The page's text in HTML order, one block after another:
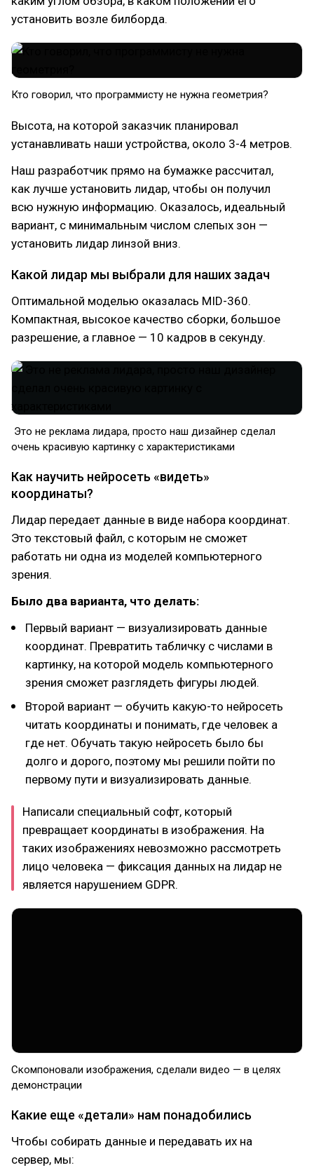
установить возле билборда.
Кто говорил, что программисту не нужна геометрия?
Высота, на которой заказчик планировал
устанавливать наши устройства, около 3-4 метров.
Наш разработчик прямо на бумажке рассчитал,
как лучше установить лидар, чтобы он получил
всю нужную информацию. Оказалось, идеальный
вариант, с минимальным числом слепых зон —
установить лидар линзой вниз.
Какой лидар мы выбрали для наших задач
Оптимальной моделью оказалась MID-360.
Компактная, высокое качество сборки, большое
разрешение, а главное — 10 кадров в секунду.
Это не реклама лидара, просто наш дизайнер сделал
очень красивую картинку с характеристиками
Как научить нейросеть «видеть»
координаты?
Лидар передает данные в виде набора координат.
Это текстовый файл, с которым не сможет
работать ни одна из моделей компьютерного
зрения.
Было два варианта, что делать:
Первый вариант — визуализировать данные
координат. Превратить табличку с числами в
картинку, на которой модель компьютерного
зрения сможет разглядеть фигуры людей.
Второй вариант — обучить какую-то нейросеть
читать координаты и понимать, где человек а
где нет. Обучать такую нейросеть было бы
долго и дорого, поэтому мы решили пойти по
первому пути и визуализировать данные.
Написали специальный софт, который
превращает координаты в изображения. На
таких изображениях невозможно рассмотреть
лицо человека — фиксация данных на лидар не
является нарушением GDPR.
Скомпоновали изображения, сделали видео — в целях
демонстрации
Какие еще «детали» нам понадобились
Чтобы собирать данные и передавать их на
сервер, мы: